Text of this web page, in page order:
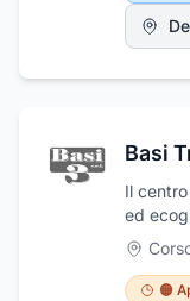
nostra
di
evento.
funebre
Il
ed
iniziato
e
🟠